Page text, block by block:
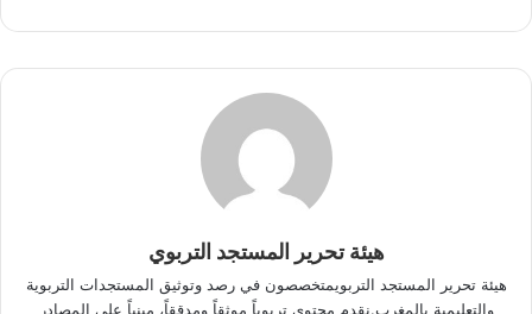
هيئة تحرير المستجد التربوي
هيئة تحرير المستجد التربويمتخصصون في رصد وتوثيق المستجدات التربوية
والتعليمية بالمغرب.نقدم محتوى تربوياً موثقاً ومدققاً، مبنياً على المصادر